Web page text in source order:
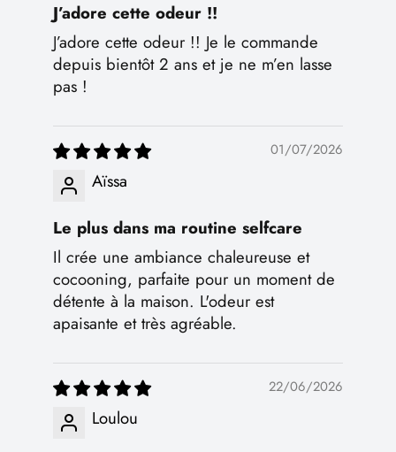
J’adore cette odeur !!
J’adore cette odeur !! Je le commande
depuis bientôt 2 ans et je ne m’en lasse
pas !
01/07/2026
Aïssa
Le plus dans ma routine selfcare
Il crée une ambiance chaleureuse et
cocooning, parfaite pour un moment de
détente à la maison. L'odeur est
apaisante et très agréable.
22/06/2026
Loulou